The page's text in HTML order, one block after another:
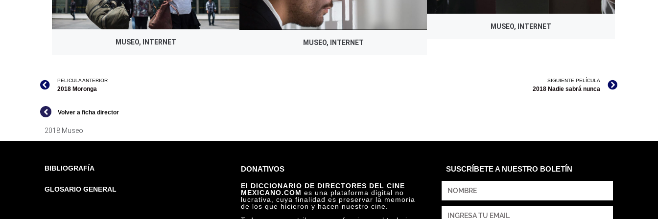
MUSEO, INTERNET MUSEO, INTERNET
MUSEO, INTERNET
PELICULA ANTERIOR
2018 Moronga
SIGUIENTE PELÍCULA
2018 Nadie sabrá nunca
Volver a ficha director
2018 Museo
BIBLIOGRAFÍA
GLOSARIO GENERAL
DONATIVOS
El DICCIONARIO DE DIRECTORES DEL CINE
MEXICANO.COM es una plataforma digital no
lucrativa, cuya finalidad es preservar la memoria
de los que hicieron y hacen nuestro cine.
SUSCRÍBETE A NUESTRO BOLETÍN